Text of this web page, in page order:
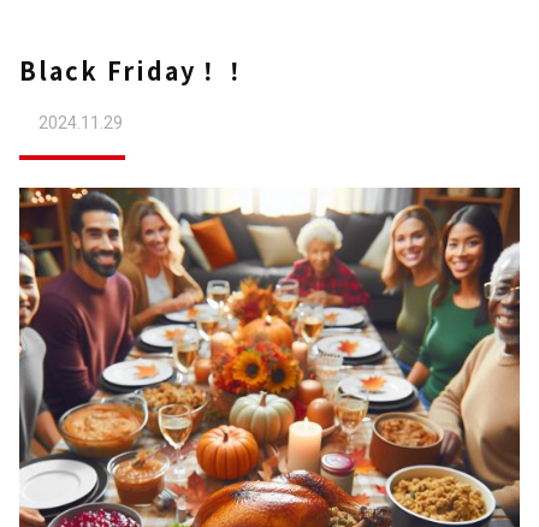
Black Friday！！
2024.11.29